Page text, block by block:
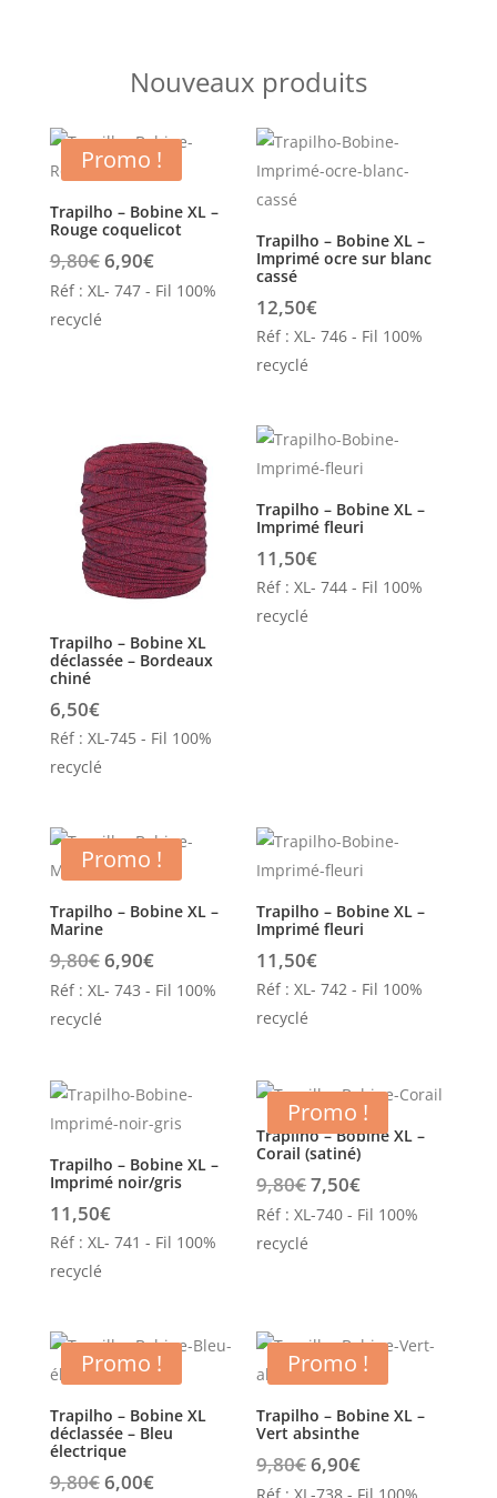
Nouveaux produits
Promo !
Trapilho – Bobine XL –
Rouge coquelicot
9,80€Le
prix
6,90€Le
prix
Réf : XL- 747 - Fil 100%
recyclé
Trapilho – Bobine XL –
Imprimé ocre sur blanc
cassé
12,50€
Réf : XL- 746 - Fil 100%
recyclé
Trapilho – Bobine XL
déclassée – Bordeaux
chiné
6,50€
Réf : XL-745 - Fil 100%
recyclé
Trapilho – Bobine XL –
Imprimé fleuri
11,50€
Réf : XL- 744 - Fil 100%
recyclé
Promo !
Trapilho – Bobine XL –
Marine
9,80€Le
prix
6,90€Le
prix
Réf : XL- 743 - Fil 100%
recyclé
Trapilho – Bobine XL –
Imprimé fleuri
11,50€
Réf : XL- 742 - Fil 100%
recyclé
Trapilho – Bobine XL –
Imprimé noir/gris
11,50€
Réf : XL- 741 - Fil 100%
recyclé
Promo !
Trapilho – Bobine XL –
Corail (satiné)
9,80€Le
prix
7,50€Le
prix
Réf : XL-740 - Fil 100%
recyclé
Promo !
Trapilho – Bobine XL
déclassée – Bleu
électrique
9,80€Le
6,00€Le
Promo !
Trapilho – Bobine XL –
Vert absinthe
9,80€Le
prix
6,90€Le
prix